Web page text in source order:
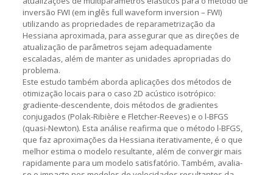
inversão FWI (em inglês full waveform inversion – FWI)
utilizando as propriedades de reparametrização da
Hessiana aproximada, para assegurar que as direções de
atualização de parâmetros sejam adequadamente
escaladas, além de manter as unidades apropriadas do
problema.
Este estudo também aborda aplicações dos métodos de
otimização locais para o caso 2D acústico isotrópico:
gradiente-descendente, dois métodos de gradientes
conjugados (Polak-Ribière e Fletcher-Reeves) e o l-BFGS
(quasi-Newton). Esta análise reafirma que o método l-BFGS,
que faz aproximações da Hessiana iterativamente, é o que
melhor estima o modelo resultante, além de convergir mais
rapidamente para um modelo satisfatório. Também, avalia-